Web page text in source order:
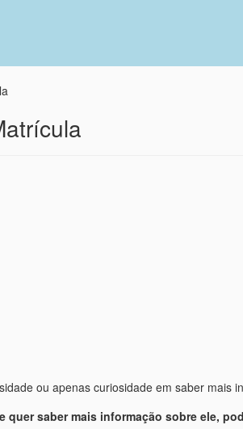
ou apenas curiosidade em saber mais
saber mais informação sobre ele,